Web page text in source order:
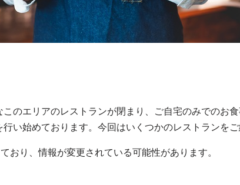
のエリアのレストランが閉まり、ご自宅のみでのお食
い始めております。今回はいくつかのレストランを
おり、情報が変更されている可能性があります。